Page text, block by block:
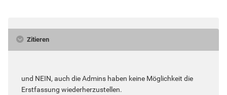
Zitieren
und NEIN, auch die Admins haben keine Möglichkeit die
Erstfassung wiederherzustellen.